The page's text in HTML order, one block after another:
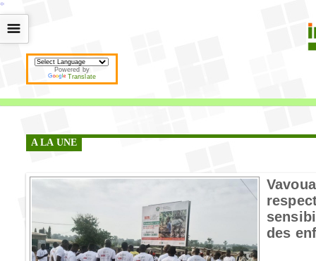
*
*
*
*
*
*
*
*
*
*
*
*
*
*
*
*
*
*
*
*
*
*
*
*
*
*
*
*
*
*
*
*
*
*
*
*
Powered by
Translate
☰
A LA UNE
des